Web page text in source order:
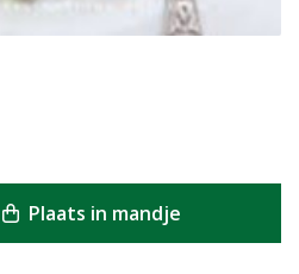
Plaats in mandje